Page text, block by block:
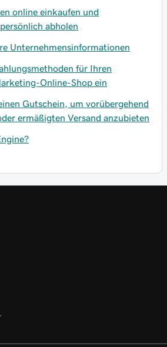
online einkaufen und
abholen
Unternehmensinformationen
für Ihren
Online-Shop ein
Gutschein, um vorübergehend
ermäßigten Versand anzubieten